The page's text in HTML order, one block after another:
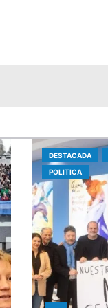
DESTACADA
POLITICA